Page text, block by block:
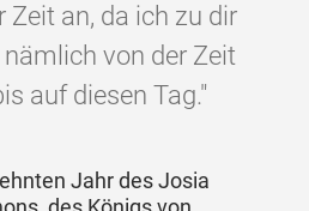
Zeit an, da ich zu dir
nämlich von der Zeit
auf diesen Tag."
Jahr des Josia